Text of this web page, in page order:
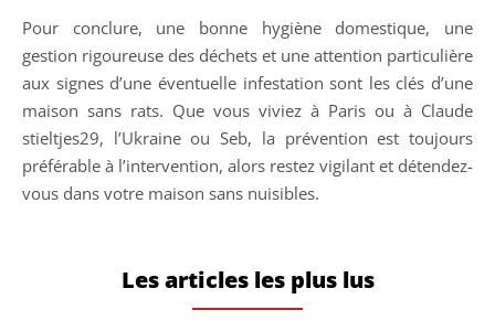
Pour conclure, une bonne hygiène domestique, une
gestion rigoureuse des déchets et une attention particulière
aux signes d’une éventuelle infestation sont les clés d’une
maison sans rats. Que vous viviez à Paris ou à Claude
stieltjes29, l’Ukraine ou Seb, la prévention est toujours
préférable à l’intervention, alors restez vigilant et détendez-
vous dans votre maison sans nuisibles.
Les articles les plus lus